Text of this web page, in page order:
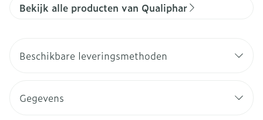
Bekijk alle producten van Qualiphar
Beschikbare leveringsmethoden
Gegevens